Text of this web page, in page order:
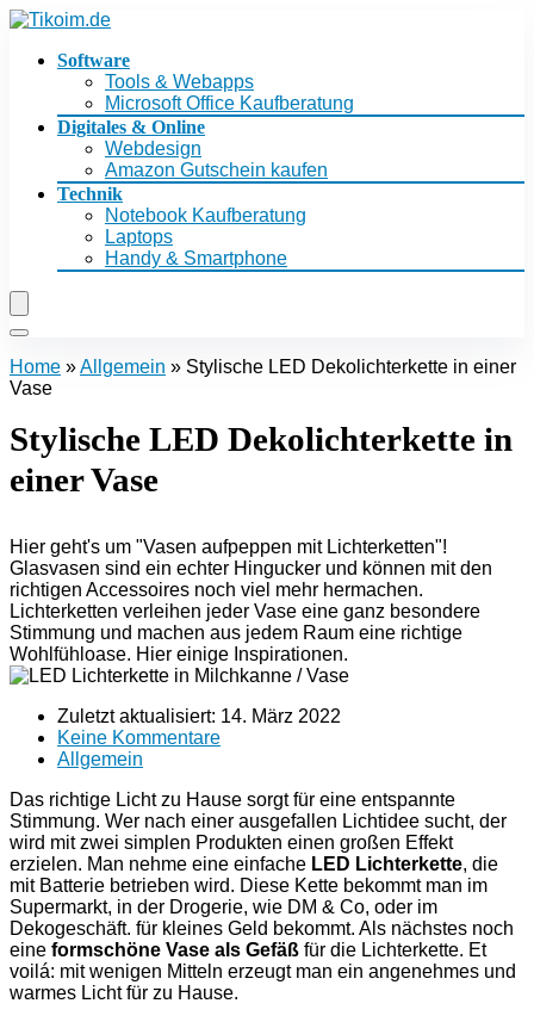
Software
Tools & Webapps
Microsoft Office Kaufberatung
Digitales & Online
Webdesign
Amazon Gutschein kaufen
Technik
Notebook Kaufberatung
Laptops
Handy & Smartphone
Home »Allgemein » Stylische LED Dekolichterkette in einer
Vase
Stylische LED Dekolichterkette in
einer Vase
Hier geht's um "Vasen aufpeppen mit Lichterketten"!
Glasvasen sind ein echter Hingucker und können mit den
richtigen Accessoires noch viel mehr hermachen.
Lichterketten verleihen jeder Vase eine ganz besondere
Stimmung und machen aus jedem Raum eine richtige
Wohlfühloase. Hier einige Inspirationen.
Zuletzt aktualisiert: 14. März 2022
Keine Kommentare
Allgemein
Das richtige Licht zu Hause sorgt für eine entspannte
Stimmung. Wer nach einer ausgefallen Lichtidee sucht, der
wird mit zwei simplen Produkten einen großen Effekt
erzielen. Man nehme eine einfache LED Lichterkette, die
mit Batterie betrieben wird. Diese Kette bekommt man im
Supermarkt, in der Drogerie, wie DM & Co, oder im
Dekogeschäft. für kleines Geld bekommt. Als nächstes noch
eine formschöne Vase als Gefäß für die Lichterkette. Et
voilá: mit wenigen Mitteln erzeugt man ein angenehmes und
warmes Licht für zu Hause.